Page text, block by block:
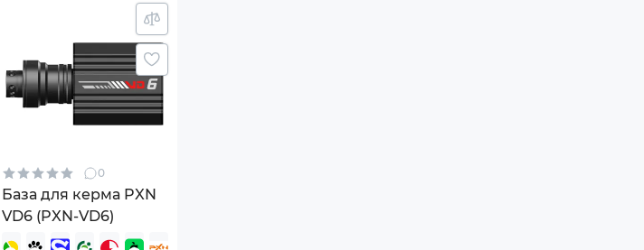
0
База для керма PXN
VD6 (PXN-VD6)